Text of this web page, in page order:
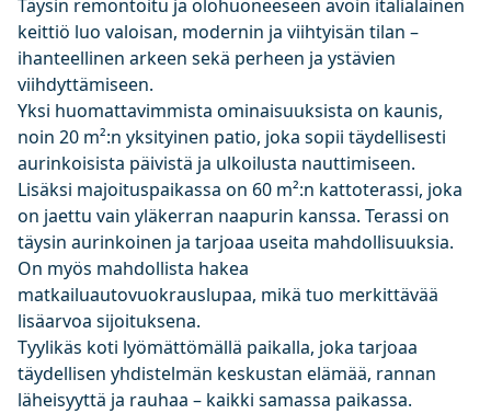
Täysin remontoitu ja olohuoneeseen avoin italialainen
keittiö luo valoisan, modernin ja viihtyisän tilan –
ihanteellinen arkeen sekä perheen ja ystävien
viihdyttämiseen.
Yksi huomattavimmista ominaisuuksista on kaunis,
noin 20 m²:n yksityinen patio, joka sopii täydellisesti
aurinkoisista päivistä ja ulkoilusta nauttimiseen.
Lisäksi majoituspaikassa on 60 m²:n kattoterassi, joka
on jaettu vain yläkerran naapurin kanssa. Terassi on
täysin aurinkoinen ja tarjoaa useita mahdollisuuksia.
On myös mahdollista hakea
matkailuautovuokrauslupaa, mikä tuo merkittävää
lisäarvoa sijoituksena.
Tyylikäs koti lyömättömällä paikalla, joka tarjoaa
täydellisen yhdistelmän keskustan elämää, rannan
läheisyyttä ja rauhaa – kaikki samassa paikassa.